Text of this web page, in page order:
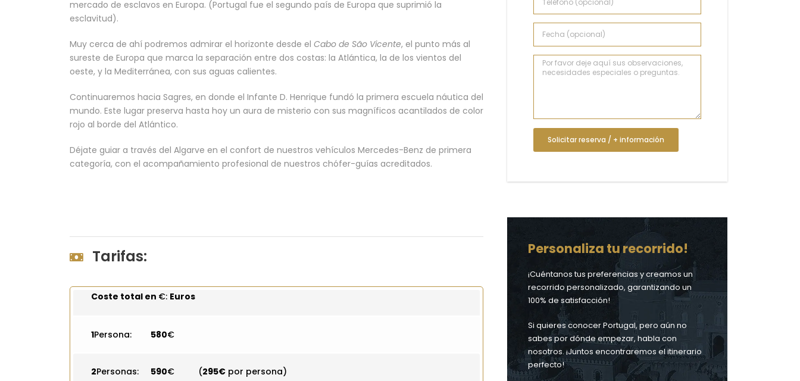
Solicitar reserva / + información
Personaliza tu recorrido!
¡Cuéntanos tus preferencias y creamos un
recorrido personalizado, garantizando un
100% de satisfacción!
Si quieres conocer Portugal, pero aún no
sabes por dónde empezar, habla con
nosotros. ¡Juntos encontraremos el itinerario
perfecto!
mercado de esclavos en Europa. (Portugal fue el segundo país de Europa que suprimió la
esclavitud).
Muy cerca de ahí podremos admirar el horizonte desde el Cabo de São Vicente, el punto más al
sureste de Europa que marca la separación entre dos costas: la Atlántica, la de los vientos del
oeste, y la Mediterránea, con sus aguas calientes.
Continuaremos hacia Sagres, en donde el Infante D. Henrique fundó la primera escuela náutica del
mundo. Este lugar preserva hasta hoy un aura de misterio con sus magníficos acantilados de color
rojo al borde del Atlántico.
Déjate guiar a través del Algarve en el confort de nuestros vehículos Mercedes-Benz de primera
categoría, con el acompañamiento profesional de nuestros chófer-guías acreditados.
Tarifas:
Coste total en €: Euros
1Persona: 580€
2Personas: 590€ (295€ por persona)